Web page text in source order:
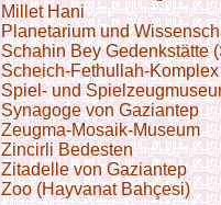
Millet Hani
Planetarium und
Schahin Bey Gedenkstätte
Scheich-Fethullah-Komplex
Spiel- und
Synagoge von Gaziantep
Zeugma-Mosaik-Museum
Zincirli Bedesten
Zitadelle von Gaziantep
Zoo (Hayvanat Bahçesi)